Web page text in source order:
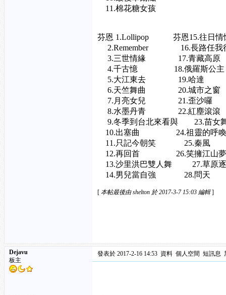
11.棉花糖女孩
芬恩 1.Lollipop 芬恩15.往日
2.Remember 16.長路任
3.三世情緣 17.青藏高原
4.千古憶 18.俄羅斯公主
5.大江東去 19.哈達
6.天竺舞曲 20.城市之
7.月亮女兒 21.歪沙囉
8.水墨丹青 22.紅塵滾滾
9.冬季到台北來看與 23.苗
10.出塞曲 24.祖靈的呼
11.只記今朝笑 25.秦風
12.再回首 26.笑擁江山
13.沙里洪巴雙人舞 27.草原
14.男兒當自強 28.問天
[本帖最後由 shelton 於 2017-3-7 15:03 編輯]
Dejavu
板主
發表於 2017-2-16 14:53 資料 個人空間 短訊息